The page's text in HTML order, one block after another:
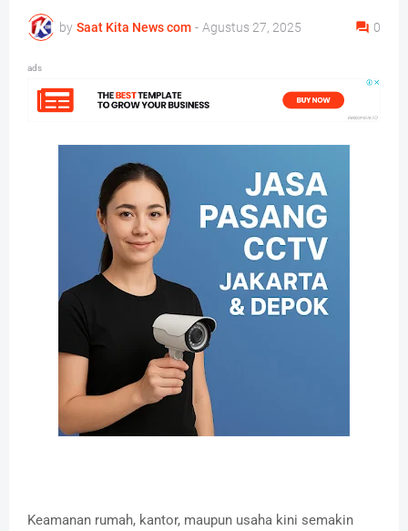
by Saat Kita News com - Agustus 27, 2025 0
ads
Keamanan rumah, kantor, maupun usaha kini semakin